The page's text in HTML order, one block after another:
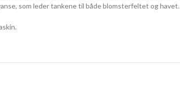
som leder tankene til både blomsterfeltet og havet.